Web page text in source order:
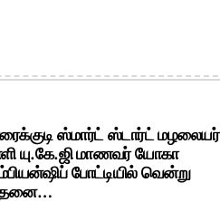
ஸ்மார்ட் ஸ்டார்ட் மழலையர்
யு.கே.ஜி மாணவர் யோகா
போட்டியில் வென்று